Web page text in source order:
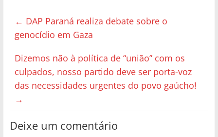
← DAP Paraná realiza debate sobre o
genocídio em Gaza
Dizemos não à política de “união” com os
culpados, nosso partido deve ser porta-voz
das necessidades urgentes do povo gaúcho!
→
Deixe um comentário